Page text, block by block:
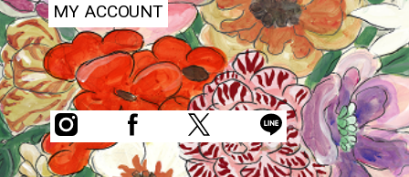
MY ACCOUNT